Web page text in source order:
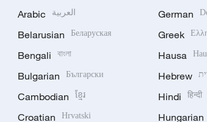
Arabic العربية
Belarusian Беларуская
Bengali বাংলা
Bulgarian Български
Cambodian ខ្មែរ
Croatian Hrvatski
German
Greek
Hausa
Hebrew
Hindi हिन्दी
Hungarian